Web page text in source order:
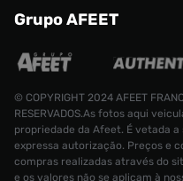
Grupo AFEET
© COPYRIGHT 2024 AFEET
RESERVADOS.As fotos aqui
propriedade da Afeet. É vetada
expressa autorização. Preços e
compras realizadas através do
e os valores não se aplicam à